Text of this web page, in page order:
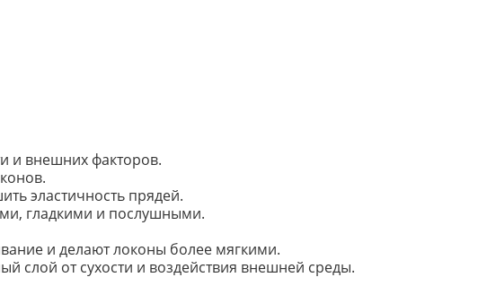
и внешних факторов.
эластичность прядей.
гладкими и послушными.
и делают локоны более мягкими.
слой от сухости и воздействия внешней среды.